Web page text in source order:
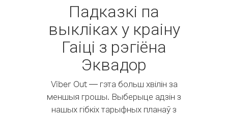
Падказкі па
выкліках у краіну
Гаіці з рэгіёна
Эквадор
Viber Out — гэта больш хвілін за
меншыя грошы. Выберыце адзін з
нашых гібкіх тарыфных планаў з